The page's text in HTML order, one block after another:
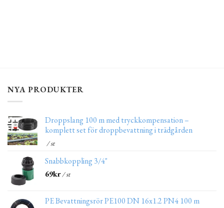
NYA PRODUKTER
Droppslang 100 m med tryckkompensation –
komplett set för droppbevattning i trädgården
/ st
Snabbkoppling 3/4"
69kr/ st
PE Bevattningsrör PE100 DN 16x1.2 PN4 100 m